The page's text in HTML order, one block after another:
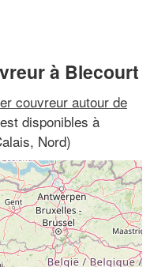
à Blecourt
couvreur autour de
disponibles à
Nord)